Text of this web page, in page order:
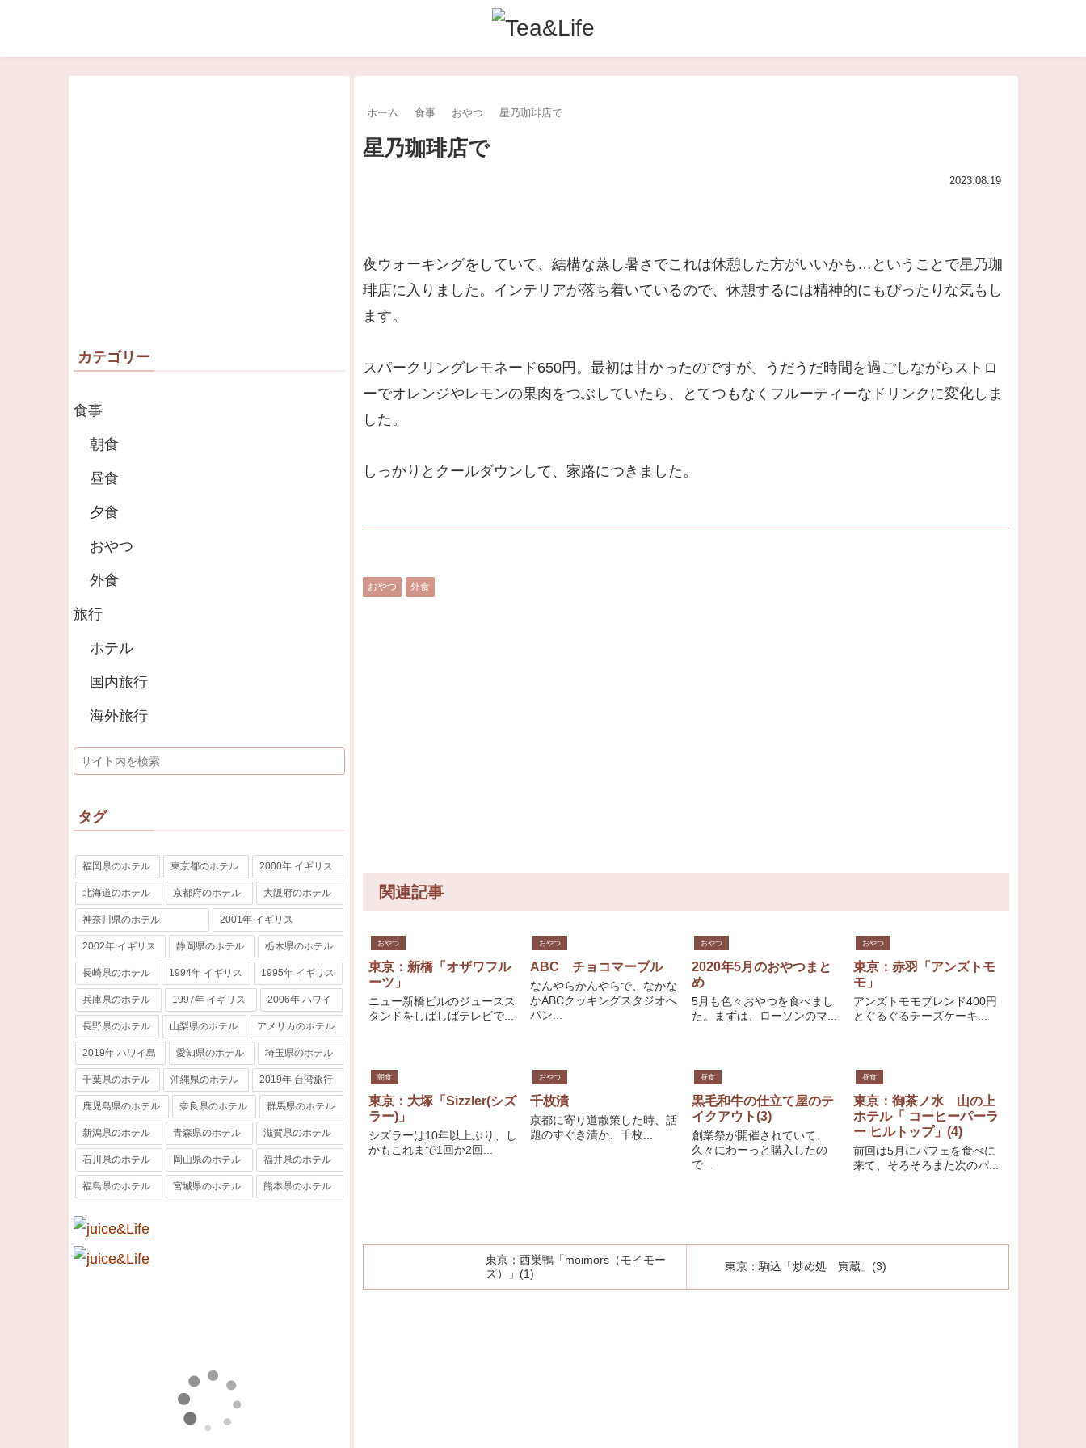
ホーム 食事 おやつ 星乃珈琲店で
星乃珈琲店で
2023.08.19
夜ウォーキングをしていて、結構な蒸し暑さでこれは休憩した方がいいかも…ということで星乃珈
琲店に入りました。インテリアが落ち着いているので、休憩するには精神的にもぴったりな気もし
ます。
スパークリングレモネード650円。最初は甘かったのですが、うだうだ時間を過ごしながらストロ
ーでオレンジやレモンの果肉をつぶしていたら、とてつもなくフルーティーなドリンクに変化しま
した。
しっかりとクールダウンして、家路につきました。
おやつ 外食
関連記事
おやつ
東京：新橋「オザワフル
ーツ」
ニュー新橋ビルのジュースス
タンドをしばしばテレビで...
おやつ
ABC チョコマーブル
なんやらかんやらで、なかな
かABCクッキングスタジオへ
パン...
おやつ
2020年5月のおやつまと
め
5月も色々おやつを食べまし
た。まずは、ローソンのマ...
おやつ
東京：赤羽「アンズトモ
モ」
アンズトモモブレンド400円
とぐるぐるチーズケーキ...
朝食
東京：大塚「Sizzler(シズ
ラー)」
シズラーは10年以上ぶり、し
かもこれまで1回か2回...
おやつ
千枚漬
京都に寄り道散策した時、話
題のすぐき漬か、千枚...
昼食
黒毛和牛の仕立て屋のテ
イクアウト(3)
創業祭が開催されていて、
久々にわーっと購入したの
で...
昼食
東京：御茶ノ水 山の上
ホテル「 コーヒーパーラ
ー ヒルトップ」(4)
前回は5月にパフェを食べに
来て、そろそろまた次のパ...
東京：西巣鴨「moimors（モイモー
ズ）」(1)
東京：駒込「炒め処 寅蔵」(3)
カテゴリー
食事
朝食
昼食
夕食
おやつ
外食
旅行
ホテル
国内旅行
海外旅行
タグ
福岡県のホテル 東京都のホテル 2000年 イギリス
北海道のホテル 京都府のホテル 大阪府のホテル
神奈川県のホテル 2001年 イギリス
2002年 イギリス 静岡県のホテル 栃木県のホテル
長崎県のホテル 1994年 イギリス 1995年 イギリス
兵庫県のホテル 1997年 イギリス 2006年 ハワイ
長野県のホテル 山梨県のホテル アメリカのホテル
2019年 ハワイ島 愛知県のホテル 埼玉県のホテル
千葉県のホテル 沖縄県のホテル 2019年 台湾旅行
鹿児島県のホテル 奈良県のホテル 群馬県のホテル
新潟県のホテル 青森県のホテル 滋賀県のホテル
石川県のホテル 岡山県のホテル 福井県のホテル
福島県のホテル 宮城県のホテル 熊本県のホテル